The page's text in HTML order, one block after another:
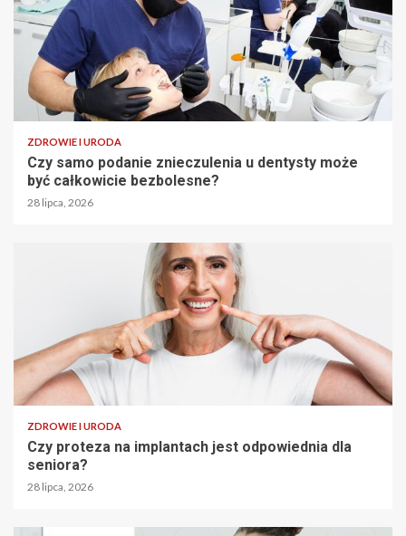
ZDROWIE I URODA
Czy samo podanie znieczulenia u dentysty może
być całkowicie bezbolesne?
28 lipca, 2026
ZDROWIE I URODA
Czy proteza na implantach jest odpowiednia dla
seniora?
28 lipca, 2026